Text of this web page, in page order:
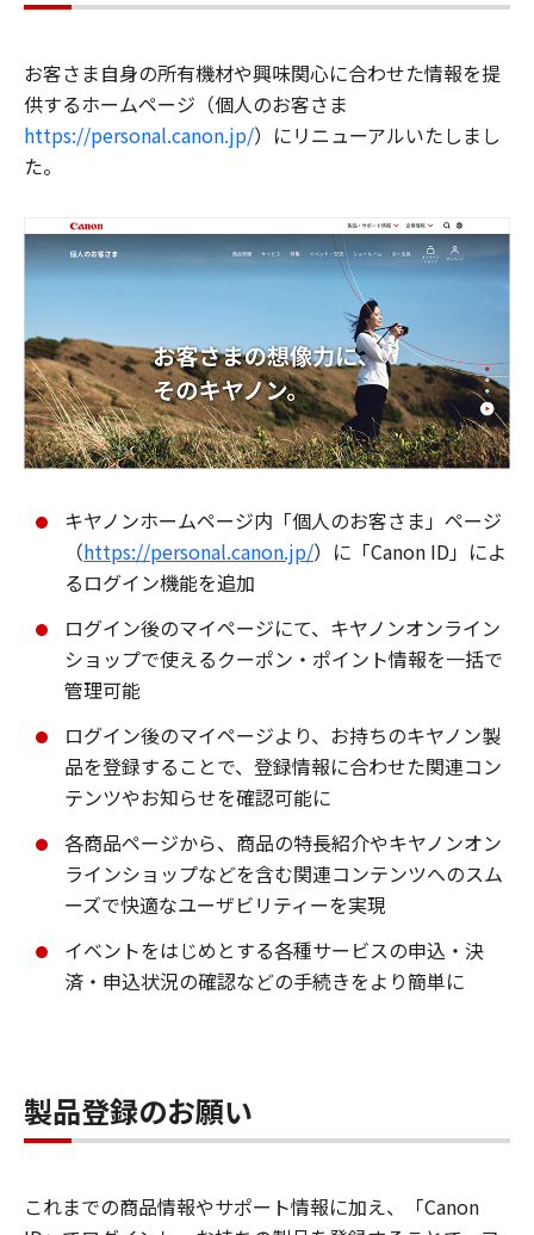
お客さま自身の所有機材や興味関心に合わせた情報を提
供するホームページ（個人のお客さま
https://personal.canon.jp/）にリニューアルいたしまし
た。
キヤノンホームページ内「個人のお客さま」ページ
（https://personal.canon.jp/）に「Canon ID」によ
るログイン機能を追加
ログイン後のマイページにて、キヤノンオンライン
ショップで使えるクーポン・ポイント情報を一括で
管理可能
ログイン後のマイページより、お持ちのキヤノン製
品を登録することで、登録情報に合わせた関連コン
テンツやお知らせを確認可能に
各商品ページから、商品の特長紹介やキヤノンオン
ラインショップなどを含む関連コンテンツへのスム
ーズで快適なユーザビリティーを実現
イベントをはじめとする各種サービスの申込・決
済・申込状況の確認などの手続きをより簡単に
製品登録のお願い
これまでの商品情報やサポート情報に加え、「Canon